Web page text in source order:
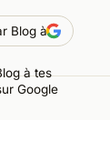
Blog à
à tes
Google